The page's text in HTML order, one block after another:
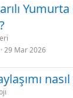
29 Mar 2026
nasıl